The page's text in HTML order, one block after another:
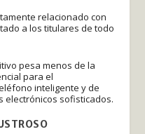
relacionado con
a los titulares de todo
pesa menos de la
para el
inteligente y de
electrónicos sofisticados.